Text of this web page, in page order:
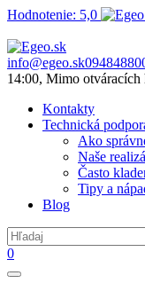
Hodnotenie: 5,0
info@egeo.sk
14:00, Mimo otváracích
Kontakty
Technická
Ako
Naše
Často
Tipy a
Blog
0